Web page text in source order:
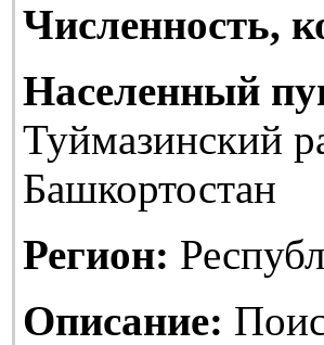
Численность,
Населенный
Туймазинский
Башкортостан
Регион:
Описание: